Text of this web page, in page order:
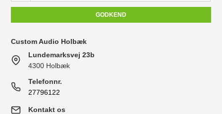
GODKEND
Custom Audio Holbæk
Lundemarksvej 23b
4300 Holbæk
Telefonnr.
27796122
Kontakt os